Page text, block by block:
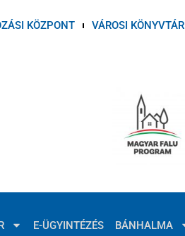
KÖZPONT VÁROSI KÖNYVTÁR
E-ÜGYINTÉZÉS BÁNHALMA